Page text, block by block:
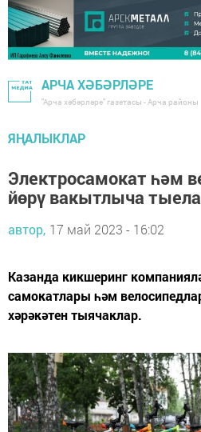
АРЧА ХӘБӘРЛӘРЕ
"Арча хәбәрләре" газетасы - Арча районы
ЯҢАЛЫКЛАР
Электросамокат һәм
йөрү вакытлыча тыела
автор, 17 май 2023 - 16:02
Казанда кикшеринг
самокатлары һәм
хәрәкәтен тыячаклар.